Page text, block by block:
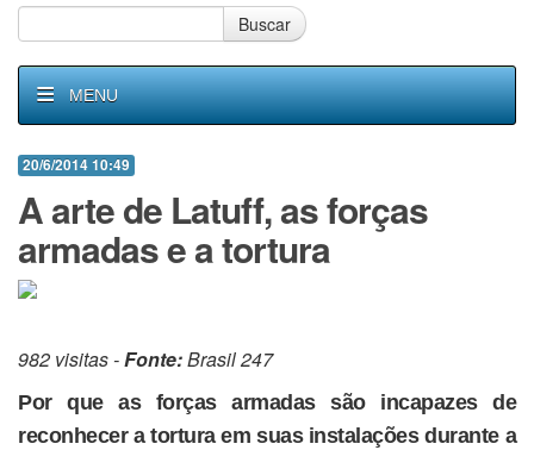
Buscar
MENU
20/6/2014 10:49
A arte de Latuff, as forças
armadas e a tortura
982 visitas -Fonte:Brasil 247
Por que as forças armadas são incapazes de
reconhecer a tortura em suas instalações durante a